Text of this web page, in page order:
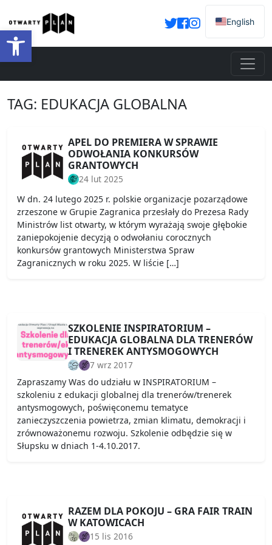
Otwórz pasek narzędzi
English
TAG: EDUKACJA GLOBALNA
APEL DO PREMIERA W SPRAWIE
ODWOŁANIA KONKURSÓW
GRANTOWYCH
24 lut 2025
W dn. 24 lutego 2025 r. polskie organizacje pozarządowe
zrzeszone w Grupie Zagranica przesłały do Prezesa Rady
Ministrów list otwarty, w którym wyrażają swoje głębokie
zaniepokojenie decyzją o odwołaniu corocznych
konkursów grantowych Ministerstwa Spraw
Zagranicznych w roku 2025. W liście […]
SZKOLENIE INSPIRATORIUM –
EDUKACJA GLOBALNA DLA TRENERÓW
I TRENEREK ANTYSMOGOWYCH
7 wrz 2017
Zapraszamy Was do udziału w INSPIRATORIUM –
szkoleniu z edukacji globalnej dla trenerów/trenerek
antysmogowych, poświęconemu tematyce
zanieczyszczenia powietrza, zmian klimatu, demokracji i
zrównoważonemu rozwoju. Szkolenie odbędzie się w
Słupsku w dniach 1-4.10.2017.
RAZEM DLA POKOJU – GRA FAIR TRAIN
W KATOWICACH
15 lis 2016